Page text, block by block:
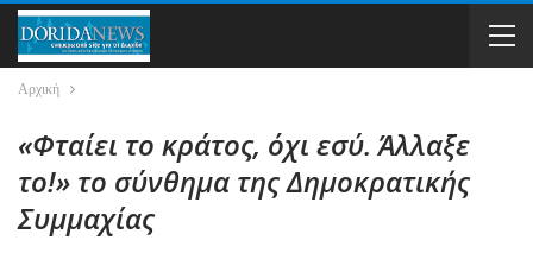
Αρχική
«Φταίει το κράτος, όχι εσύ. Άλλαξε
το!» το σύνθημα της Δημοκρατικής
Συμμαχίας